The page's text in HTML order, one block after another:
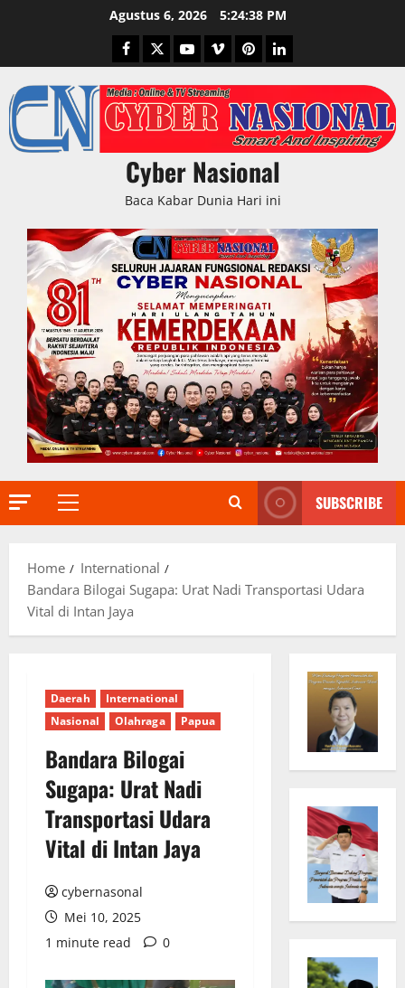
Agustus 6, 2026 5:24:39 PM
Facebook
TwitterYoutubeVimeoPinterestLinkedIn
Cyber Nasional
Baca Kabar Dunia Hari ini
Primary
SUBSCRIBE
Home
International
Bandara Bilogai Sugapa: Urat Nadi Transportasi Udara
Vital di Intan Jaya
Daerah
International
Nasional
Olahraga Papua
Bandara Bilogai
Sugapa: Urat Nadi
Transportasi Udara
Vital di Intan Jaya
cybernasonal
Mei 10, 2025
1 minute read
0